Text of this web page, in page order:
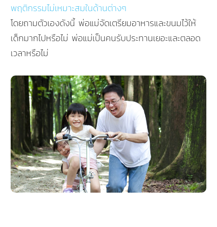
พฤติกรรมไม่เหมาะสมในด้านต่างๆ
โดยถามตัวเองดังนี้ พ่อแม่จัดเตรียมอาหารและขนมไว้ให้
เด็กมากไปหรือไม่ พ่อแม่เป็นคนรับประทานเยอะและตลอด
เวลาหรือไม่